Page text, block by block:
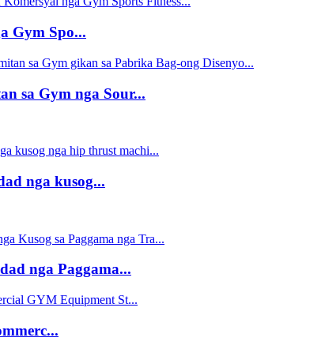
Gym Spo...
sa Gym nga Sour...
nga kusog...
nga Paggama...